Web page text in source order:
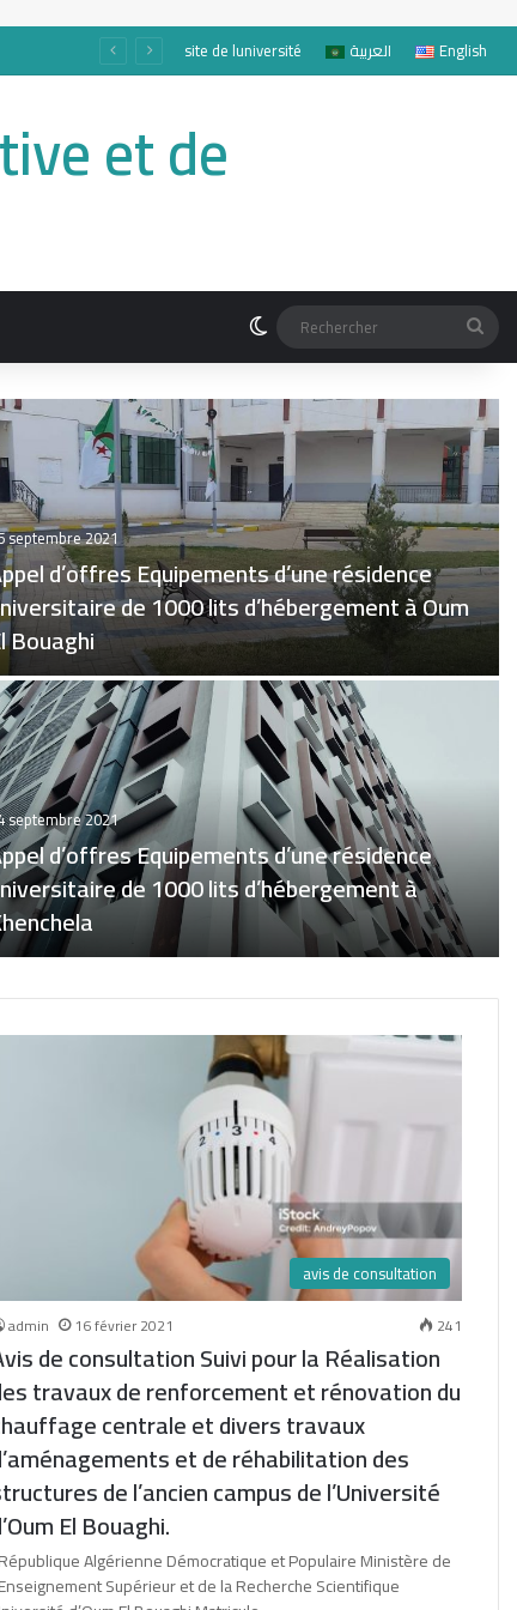
site de luniversité العربية English
et de
Switch skin
septembre 2021
d’offres Equipements d’une résidence
de 1000 lits d’hébergement à Oum
Bouaghi
septembre 2021
d’offres Equipements d’une résidence
de 1000 lits d’hébergement à
avis de consultation
admin 16 février 2021 241
de consultation Suivi pour la Réalisation
travaux de renforcement et rénovation du
centrale et divers travaux
et de réhabilitation des
de l’ancien campus de l’Université
El Bouaghi.
République Algérienne Démocratique et Populaire Ministère de
Supérieur et de la Recherche Scientifique